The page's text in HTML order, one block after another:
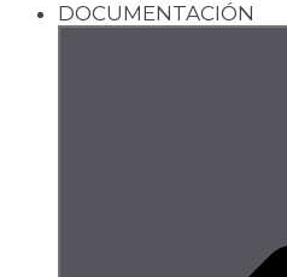
DOCUMENTACIÓN